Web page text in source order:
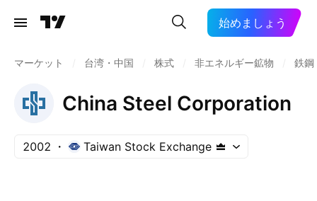
始めましょう
マーケット 台湾・中国 株式 非エネルギー鉱物 鉄鋼
China Steel Corporation
2002 Taiwan Stock Exchange